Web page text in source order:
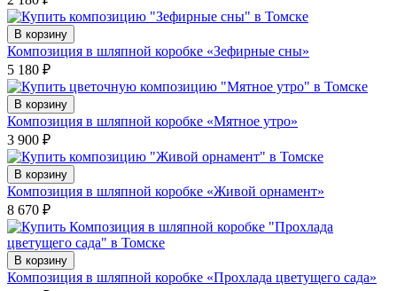
В корзину
Композиция в шляпной коробке «Зефирные сны»
5 180 ₽
В корзину
Композиция в шляпной коробке «Мятное утро»
3 900 ₽
В корзину
Композиция в шляпной коробке «Живой орнамент»
8 670 ₽
В корзину
Композиция в шляпной коробке «Прохлада цветущего сада»